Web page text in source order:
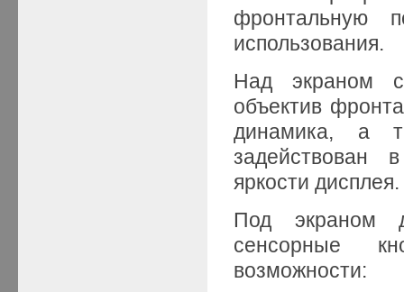
фронтальную
использования.
Над экраном
объектив
динамика, а
задействован
яркости дисплея.
Под экраном
сенсорные
возможности: